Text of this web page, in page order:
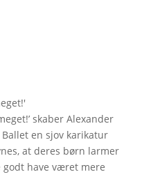
'
skaber Alexander
en sjov karikatur
at deres børn larmer
have været mere